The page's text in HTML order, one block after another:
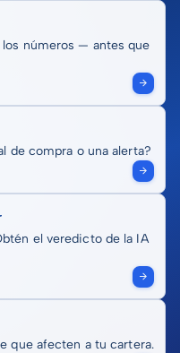
números — antes que
de compra o una alerta?
el veredicto de la IA
que afecten a tu cartera.